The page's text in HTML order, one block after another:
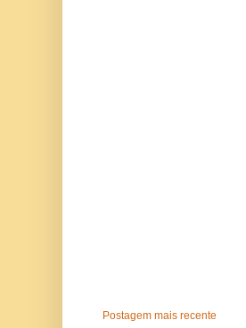
Postagem mais recente